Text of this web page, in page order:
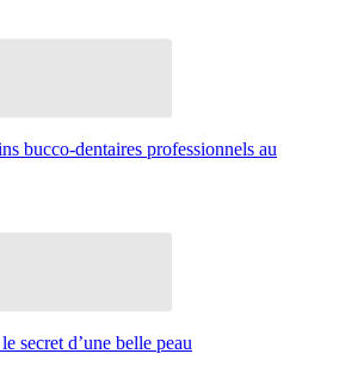
bucco-dentaires professionnels au
secret d’une belle peau